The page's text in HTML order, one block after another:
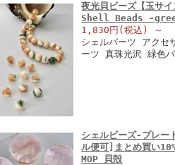
夜光貝ビーズ【玉サ
Shell Beads -
1,830円(税込)
～
シェルパーツ アク
ーツ 真珠光沢 緑色
シェルビーズ-プレー
ル便可]まとめ買
MOP 貝殻